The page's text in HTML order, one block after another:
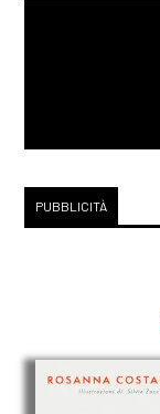
PUBBLICITÀ